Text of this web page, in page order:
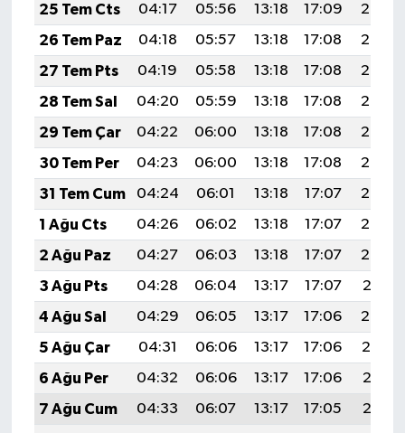
25 Tem Cts
04:17 05:56 13:18 17:09
20:29
26 Tem Paz
04:18 05:57 13:18 17:08
20:28
27 Tem Pts
04:19 05:58 13:18 17:08
20:28
28 Tem Sal
04:20 05:59 13:18 17:08
20:27
29 Tem Çar
04:22 06:00 13:18 17:08
20:26
30 Tem Per
04:23 06:00 13:18 17:08
20:25
31 Tem Cum
04:24 06:01 13:18 17:07
20:24
1 Ağu Cts
04:26 06:02 13:18 17:07
20:23
2 Ağu Paz
04:27 06:03 13:18 17:07
20:22
3 Ağu Pts
04:28 06:04 13:17 17:07
20:21
4 Ağu Sal
04:29 06:05 13:17 17:06
20:20
5 Ağu Çar
04:31 06:06 13:17 17:06
20:19
6 Ağu Per
04:32 06:06 13:17 17:06
20:18
7 Ağu Cum
04:33 06:07 13:17 17:05
20:17